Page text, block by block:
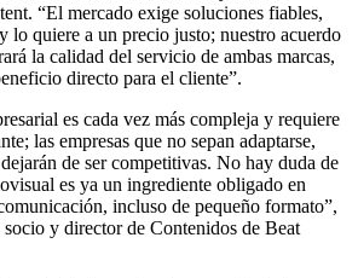
“El mercado exige soluciones fiables,
lo quiere a un precio justo; nuestro acuerdo
la calidad del servicio de ambas marcas,
directo para el cliente”.
es cada vez más compleja y requiere
las empresas que no sepan adaptarse,
de ser competitivas. No hay duda de
es ya un ingrediente obligado en
incluso de pequeño formato”,
y director de Contenidos de Beat